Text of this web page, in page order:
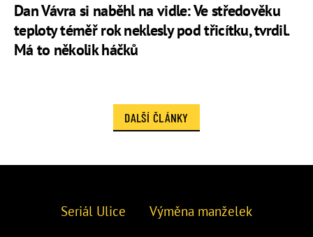
Dan Vávra si naběhl na vidle: Ve středověku
teploty téměř rok neklesly pod třicítku, tvrdil.
Má to několik háčků
DALŠÍ ČLÁNKY
Seriál Ulice Výměna manželek